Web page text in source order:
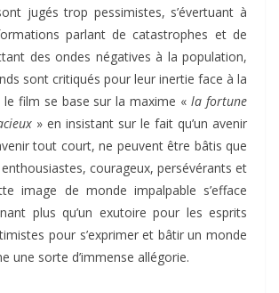
jugés trop pessimistes, s’évertuant à
parlant de catastrophes et de
des ondes négatives à la population,
sont critiqués pour leur inertie face à la
le film se base sur la maxime «la fortune
» en insistant sur le fait qu’un avenir
tout court, ne peuvent être bâtis que
courageux, persévérants et
image de monde impalpable s’efface
plus qu’un exutoire pour les esprits
pour s’exprimer et bâtir un monde
une sorte d’immense allégorie.